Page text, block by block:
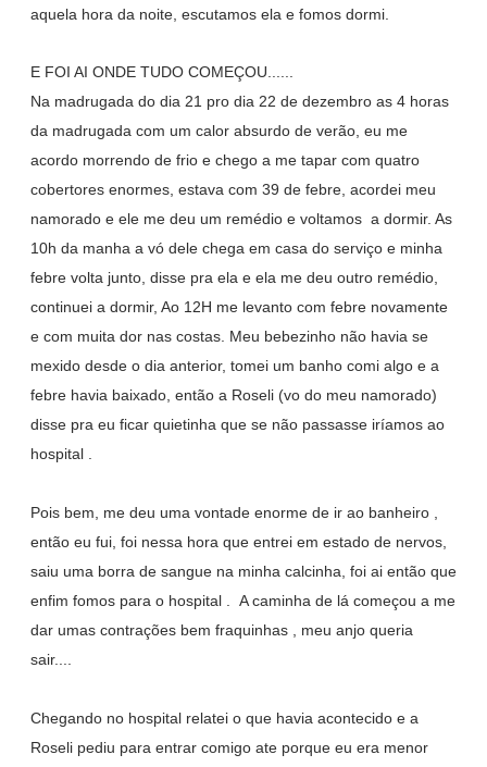
aquela hora da noite, escutamos ela e fomos dormi.
E FOI AI ONDE TUDO COMEÇOU......
Na madrugada do dia 21 pro dia 22 de dezembro as 4 horas
da madrugada com um calor absurdo de verão, eu me
acordo morrendo de frio e chego a me tapar com quatro
cobertores enormes, estava com 39 de febre, acordei meu
namorado e ele me deu um remédio e voltamos a dormir. As
10h da manha a vó dele chega em casa do serviço e minha
febre volta junto, disse pra ela e ela me deu outro remédio,
continuei a dormir, Ao 12H me levanto com febre novamente
e com muita dor nas costas. Meu bebezinho não havia se
mexido desde o dia anterior, tomei um banho comi algo e a
febre havia baixado, então a Roseli (vo do meu namorado)
disse pra eu ficar quietinha que se não passasse iríamos ao
hospital .
Pois bem, me deu uma vontade enorme de ir ao banheiro ,
então eu fui, foi nessa hora que entrei em estado de nervos,
saiu uma borra de sangue na minha calcinha, foi ai então que
enfim fomos para o hospital . A caminha de lá começou a me
dar umas contrações bem fraquinhas , meu anjo queria
sair....
Chegando no hospital relatei o que havia acontecido e a
Roseli pediu para entrar comigo ate porque eu era menor